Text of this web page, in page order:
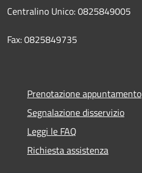
Centralino Unico: 0825849005
Fax: 0825849735
Prenotazione appuntamento
Segnalazione disservizio
Leggi le FAQ
Richiesta assistenza